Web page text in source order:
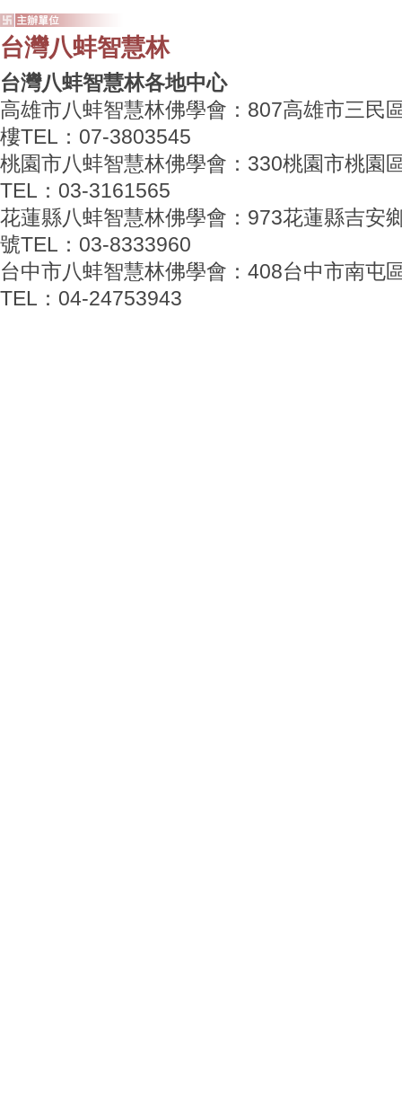
台灣八蚌智慧林
台灣八蚌智慧林各地中心
高雄市八蚌智慧林佛學會：807高雄市三民
樓TEL：07-3803545
桃園市八蚌智慧林佛學會：330桃園市桃園
TEL：03-3161565
花蓮縣八蚌智慧林佛學會：973花蓮縣吉安
號TEL：03-8333960
台中市八蚌智慧林佛學會：408台中市南屯
TEL：04-24753943